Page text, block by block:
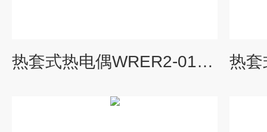
热套式热电偶WRER2-01由上海自动化仪表三厂专业供应